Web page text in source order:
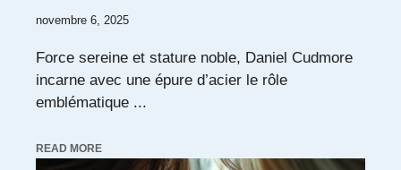
novembre 6, 2025
Force sereine et stature noble, Daniel Cudmore
incarne avec une épure d’acier le rôle
emblématique ...
READ MORE